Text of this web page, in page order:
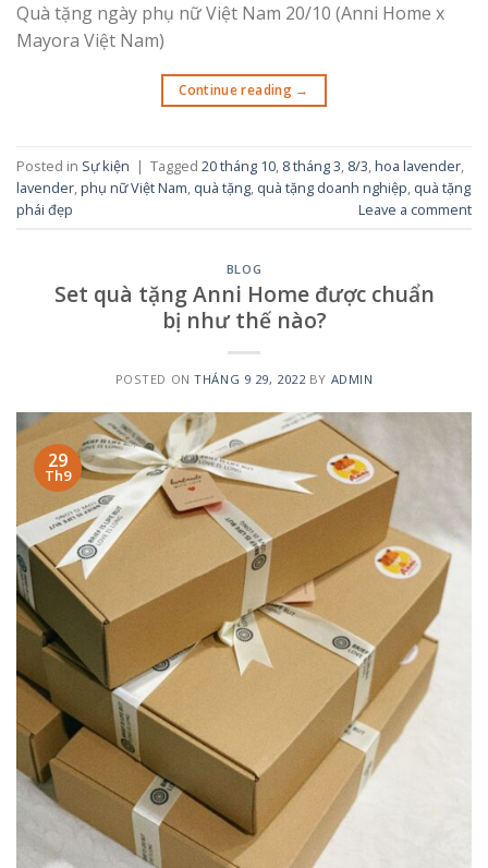
Quà tặng ngày phụ nữ Việt Nam 20/10 (Anni Home x
Mayora Việt Nam)
Continue reading →
Posted in Sự kiện | Tagged 20 tháng 10, 8 tháng 3, 8/3,hoa lavender,
lavender,phụ nữ Việt Nam, quà tặng, quà tặng doanh nghiệp, quà tặng
phái đẹp
Leave a comment
BLOG
Set quà tặng Anni Home được chuẩn
bị như thế nào?
POSTED ONTHÁNG 9 29, 2022 BY ADMIN
29
Th9